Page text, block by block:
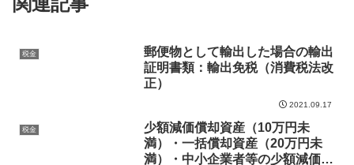
税金
郵便物として輸出した場合の輸出
証明書類：輸出免税（消費税法改
正）
2021.09.17
税金
少額減価償却資産（10万円未
満）・一括償却資産（20万円未
満）・中小企業者等の少額減価償